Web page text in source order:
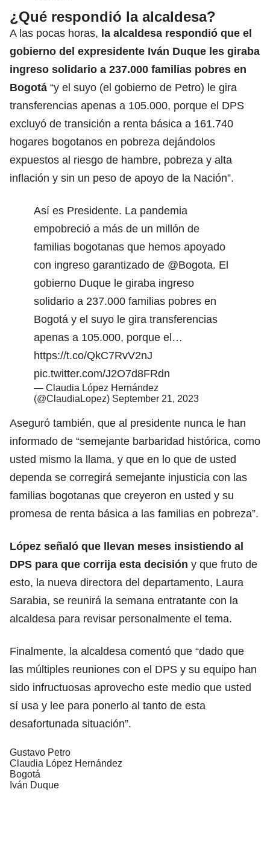
¿Qué respondió la alcaldesa?
A las pocas horas, la alcaldesa respondió que el
gobierno del expresidente Iván Duque les giraba
ingreso solidario a 237.000 familias pobres en
Bogotá “y el suyo (el gobierno de Petro) le gira
transferencias apenas a 105.000, porque el DPS
excluyó de transición a renta básica a 161.740
hogares bogotanos en pobreza dejándolos
expuestos al riesgo de hambre, pobreza y alta
inflación y sin un peso de apoyo de la Nación”.
Así es Presidente. La pandemia
empobreció a más de un millón de
familias bogotanas que hemos apoyado
con ingreso garantizado de @Bogota. El
gobierno Duque le giraba ingreso
solidario a 237.000 familias pobres en
Bogotá y el suyo le gira transferencias
apenas a 105.000, porque el…
https://t.co/QkC7RvV2nJ
pic.twitter.com/J2O7d8FRdn
— Claudia López Hernández
(@ClaudiaLopez) September 21, 2023
Aseguró también, que al presidente nunca le han
informado de “semejante barbaridad histórica, como
usted mismo la llama, y que en lo que de usted
dependa se corregirá semejante injusticia con las
familias bogotanas que creyeron en usted y su
promesa de renta básica a las familias en pobreza”.
López señaló que llevan meses insistiendo al
DPS para que corrija esta decisión y que fruto de
esto, la nueva directora del departamento, Laura
Sarabia, se reunirá la semana entratante con la
alcaldesa para revisar personalmente el tema.
Finalmente, la alcaldesa comentó que “dado que
las múltiples reuniones con el DPS y su equipo han
sido infructuosas aprovecho este medio que usted
sí usa y lee para ponerlo al tanto de esta
desafortunada situación”.
Gustavo Petro
Claudia López Hernández
Bogotá
Iván Duque